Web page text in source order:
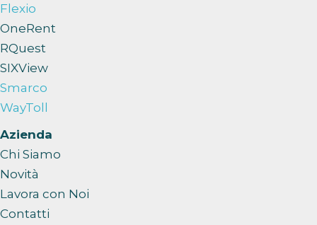
Flexio
OneRent
RQuest
SIXView
Smarco
WayToll
Azienda
Chi Siamo
Novità
Lavora con Noi
Contatti